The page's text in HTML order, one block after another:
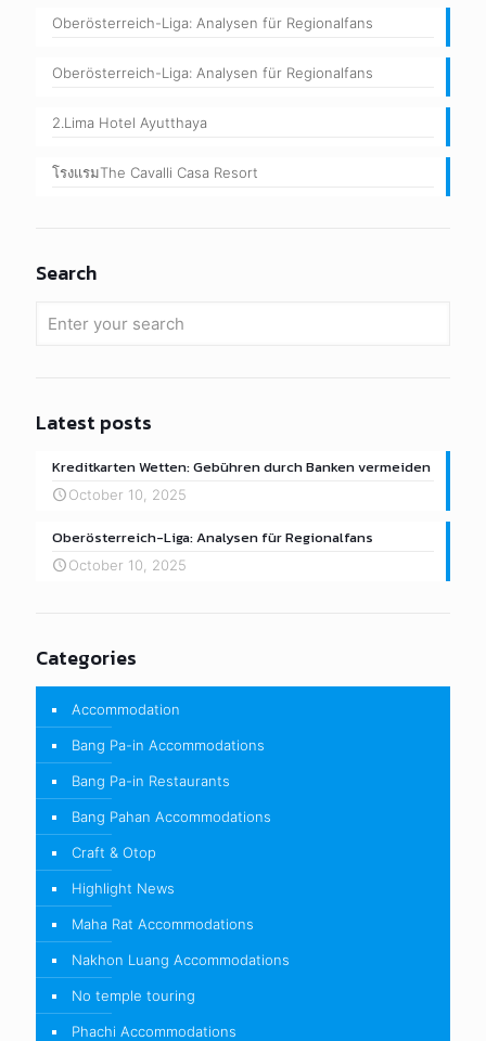
Oberösterreich-Liga: Analysen für Regionalfans
Oberösterreich-Liga: Analysen für Regionalfans
2.Lima Hotel Ayutthaya
โรงแรมThe Cavalli Casa Resort
Search
Latest posts
Kreditkarten Wetten: Gebühren durch Banken vermeiden
October 10, 2025
Oberösterreich-Liga: Analysen für Regionalfans
October 10, 2025
Categories
Accommodation
Bang Pa-in Accommodations
Bang Pa-in Restaurants
Bang Pahan Accommodations
Craft & Otop
Highlight News
Maha Rat Accommodations
Nakhon Luang Accommodations
No temple touring
Phachi Accommodations